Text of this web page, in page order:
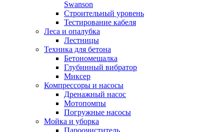
Swanson
Строительный уровень
Тестирование кабеля
Леса и опалубка
Лестницы
Техника для бетона
Бетономешалка
Глубинный вибратор
Миксер
Компрессоры и насосы
Дренажный насос
Мотопомпы
Погружные насосы
Мойка и уборка
Пароочиститель